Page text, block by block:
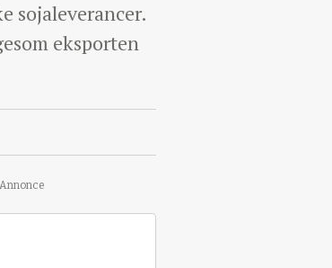
sojaleverancer.
eksporten
Annonce